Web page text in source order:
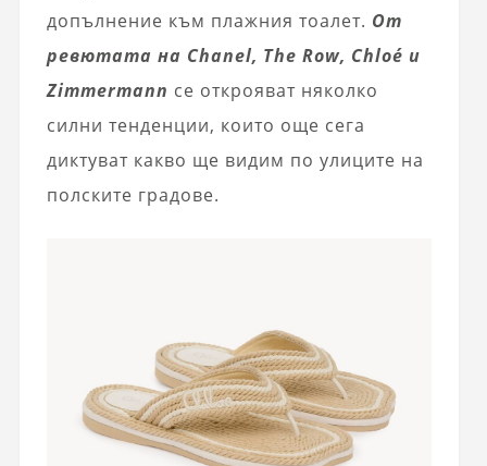
допълнение към плажния тоалет. От
ревютата на Chanel, The Row, Chloé и
Zimmermann се открояват няколко
силни тенденции, които още сега
диктуват какво ще видим по улиците на
полските градове.